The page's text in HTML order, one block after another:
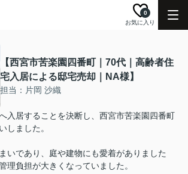
お気に入り
0
【西宮市苦楽園四番町｜70代｜高齢者住
宅入居による邸宅売却｜NA様】
担当：片岡 沙織
入居することを決断し、西宮市苦楽園四番町
しました。
いであり、庭や建物にも愛着がありました
理負担が大きくなっていました。